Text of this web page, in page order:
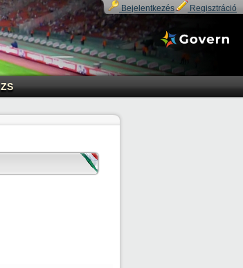
Bejelentkezés Regisztráció
ZS